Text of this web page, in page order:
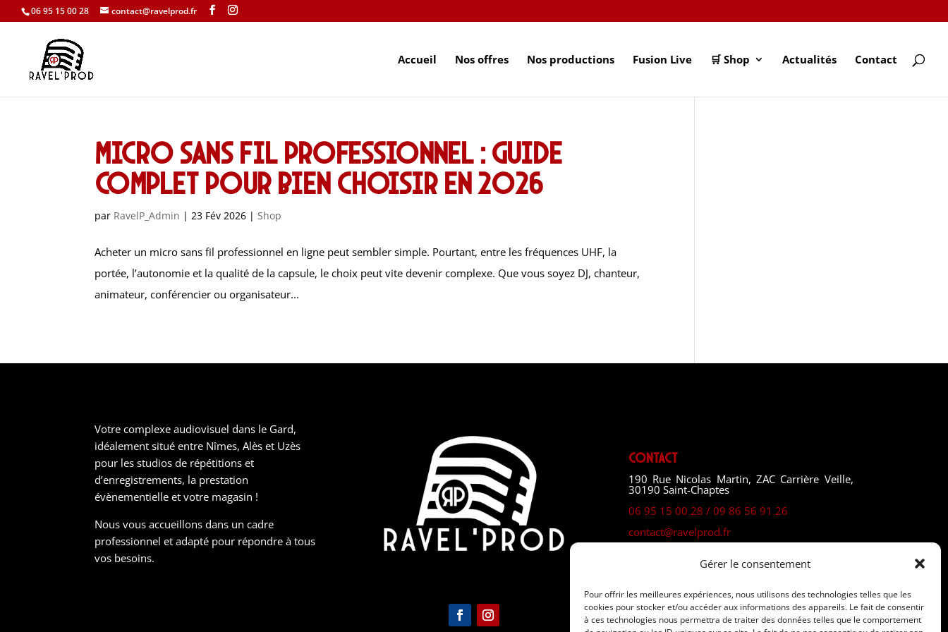
Gérer le consentement
Pour offrir les meilleures expériences, nous utilisons des technologies telles que les
cookies pour stocker et/ou accéder aux informations des appareils. Le fait de consentir
à ces technologies nous permettra de traiter des données telles que le comportement
06 95 15 00 28 contact@ravelprod.fr
Accueil Nos offres Nos productions Fusion Live 🛒 Shop Actualités Contact
Micro sans fil professionnel : guide
complet pour bien choisir en 2026
par RavelP_Admin |23 Fév 2026 |Shop
Acheter un micro sans fil professionnel en ligne peut sembler simple. Pourtant, entre les fréquences UHF, la
portée, l’autonomie et la qualité de la capsule, le choix peut vite devenir complexe. Que vous soyez DJ, chanteur,
animateur, conférencier ou organisateur...
Votre complexe audiovisuel dans le Gard,
idéalement situé entre Nîmes, Alès et Uzès
pour les studios de répétitions et
d’enregistrements, la prestation
évènementielle et votre magasin !
Nous vous accueillons dans un cadre
professionnel et adapté pour répondre à tous
vos besoins.
Contact
190 Rue Nicolas Martin, ZAC Carrière Veille,
30190 Saint-Chaptes
06 95 15 00 28 / 09 86 56 91 26
contact@ravelprod.fr